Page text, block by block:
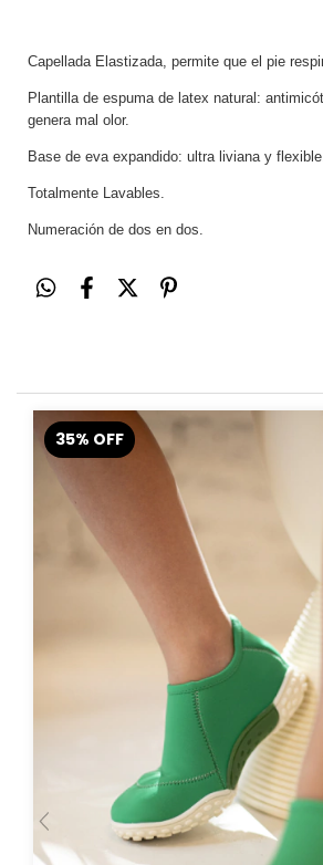
Capellada Elastizada, permite que el pie
Plantilla de espuma de latex natural:
genera mal olor.
Base de eva expandido: ultra liviana y flexible.
Totalmente Lavables.
Numeración de dos en dos.
35% OFF